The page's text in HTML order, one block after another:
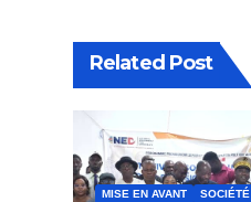
Related Post
MISE EN AVANT SOCIÉTÉ